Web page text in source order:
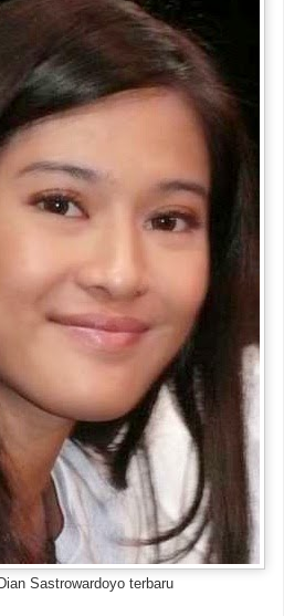
Sastrowardoyo terbaru